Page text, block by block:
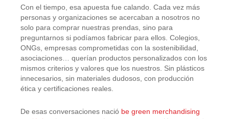
Con el tiempo, esa apuesta fue calando. Cada vez más
personas y organizaciones se acercaban a nosotros no
solo para comprar nuestras prendas, sino para
preguntarnos si podíamos fabricar para ellos. Colegios,
ONGs, empresas comprometidas con la sostenibilidad,
asociaciones… querían productos personalizados con los
mismos criterios y valores que los nuestros. Sin plásticos
innecesarios, sin materiales dudosos, con producción
ética y certificaciones reales.
De esas conversaciones nació be green merchandising